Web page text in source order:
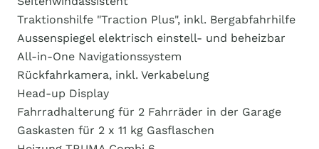
Traktionshilfe "Traction Plus", inkl. Bergabfahrhilfe
Aussenspiegel elektrisch einstell- und beheizbar
All-in-One Navigationssystem
Rückfahrkamera, inkl. Verkabelung
Head-up Display
Fahrradhalterung für 2 Fahrräder in der Garage
Gaskasten für 2 x 11 kg Gasflaschen